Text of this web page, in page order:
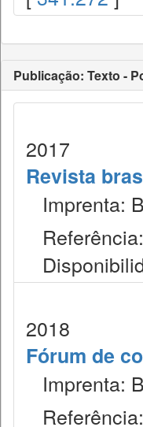
Publicação: Texto -
2017
Revista
Imprenta:
2018
Fórum de
Imprenta: